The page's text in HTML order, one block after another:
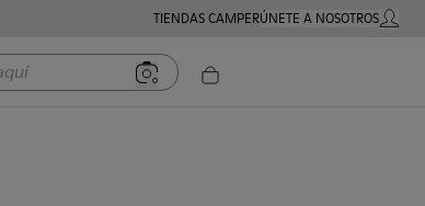
TIENDAS CAMPERÚNETE A NOSOTROSMI